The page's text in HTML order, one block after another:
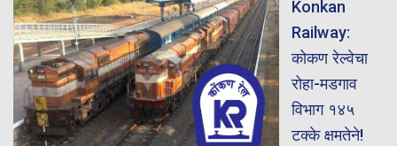
Konkan
Railway:
कोकण रेल्वेचा
रोहा-मडगाव
विभाग १४५
टक्के क्षमतेने!